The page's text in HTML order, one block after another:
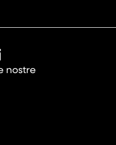
nostre